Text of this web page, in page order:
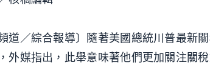
頻道／綜合報導〕隨著美國總統川普最新
外媒指出，此舉意味著他們更加關注關